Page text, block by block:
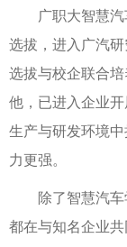
广职大智慧
选拔，进入广汽
选拔与校企联合
他，已进入企业
生产与研发环境
力更强。
除了智慧汽
都在与知名企业